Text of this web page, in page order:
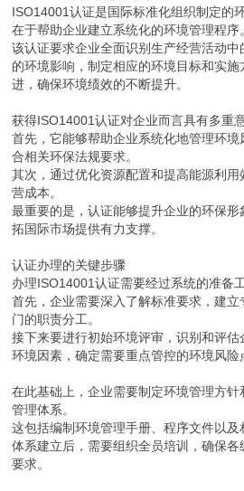
ISO14001认证是国际标准化组织制定的
在于帮助企业建立系统化的环境管理程序
该认证要求企业全面识别生产经营活动
的环境影响，制定相应的环境目标和实
进，确保环境绩效的不断提升。
获得ISO14001认证对企业而言具有多重意
首先，它能够帮助企业系统化地管理环
合相关环保法规要求。
其次，通过优化资源配置和提高能源利
营成本。
最重要的是，认证能够提升企业的环保
拓国际市场提供有力支撑。
认证办理的关键步骤
办理ISO14001认证需要经过系统的准备工
首先，企业需要深入了解标准要求，建
门的职责分工。
接下来要进行初始环境评审，识别和评
环境因素，确定需要重点管控的环境风险
在此基础上，企业需要制定环境管理方
管理体系。
这包括编制环境管理手册、程序文件以及
体系建立后，需要组织全员培训，确保
要求。